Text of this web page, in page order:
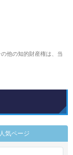
他の知的財産権は、当
人気ページ